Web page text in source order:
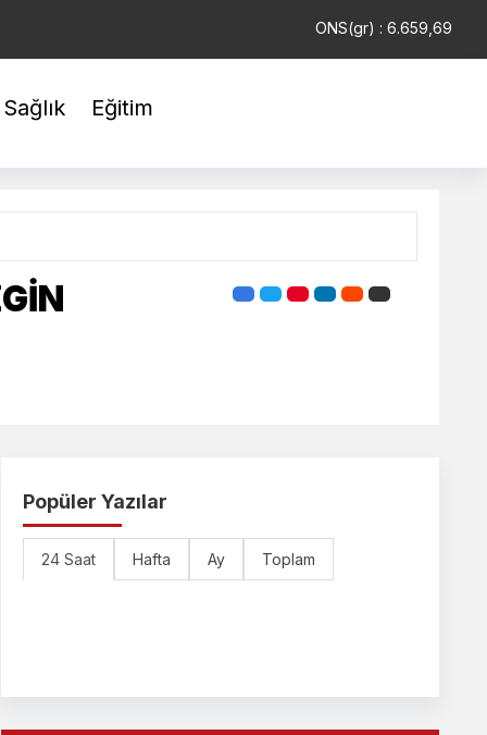
ONS(gr) : 6.659,69
Sağlık Eğitim
Popüler Yazılar
24 Saat Hafta Ay Toplam